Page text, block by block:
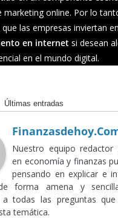
marketing online. Por lo
las empresas inviertan
en internet si desean
en el mundo digital.
Últimas entradas
Nuestro equipo redactor
en economía y finanzas
pensando en explicar e
forma amena y
a todas las preguntas
temática.